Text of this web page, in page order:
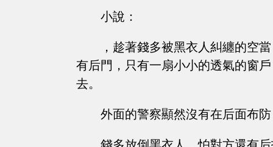
小說：
，趁著錢多被黑衣人糾纏的空
有后門，只有一扇小小的透氣的窗
去。
外面的警察顯然沒有在后面布